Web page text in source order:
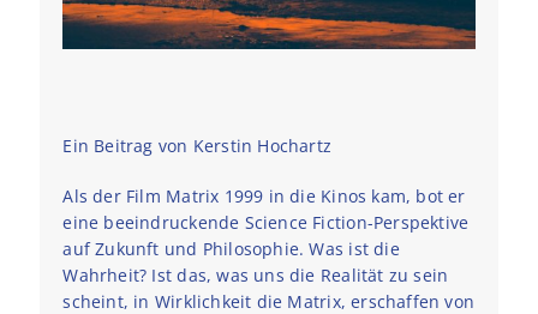
Ein Beitrag von Kerstin Hochartz
Als der Film Matrix 1999 in die Kinos kam, bot er
eine beeindruckende Science Fiction-Perspektive
auf Zukunft und Philosophie. Was ist die
Wahrheit? Ist das, was uns die Realität zu sein
scheint, in Wirklichkeit die Matrix, erschaffen von